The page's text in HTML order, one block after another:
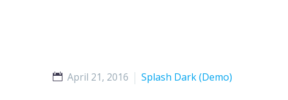
April 21, 2016 Splash Dark (Demo)